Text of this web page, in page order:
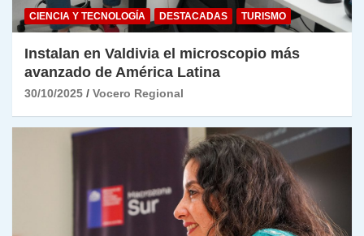
CIENCIA Y TECNOLOGÍA DESTACADAS TURISMO
Instalan en Valdivia el microscopio más
avanzado de América Latina
30/10/2025 Vocero Regional